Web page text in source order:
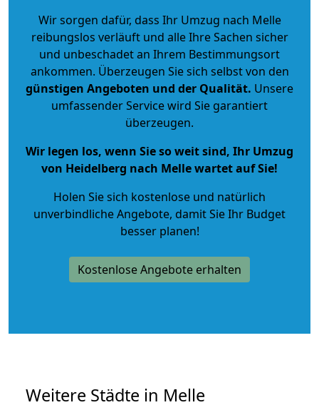
Wir sorgen dafür, dass Ihr Umzug nach Melle
reibungslos verläuft und alle Ihre Sachen sicher
und unbeschadet an Ihrem Bestimmungsort
ankommen. Überzeugen Sie sich selbst von den
günstigen Angeboten und der Qualität. Unsere
umfassender Service wird Sie garantiert
überzeugen.
Wir legen los, wenn Sie so weit sind, Ihr Umzug
von Heidelberg nach Melle wartet auf Sie!
Holen Sie sich kostenlose und natürlich
unverbindliche Angebote, damit Sie Ihr Budget
besser planen!
Kostenlose Angebote erhalten
Weitere Städte in Melle